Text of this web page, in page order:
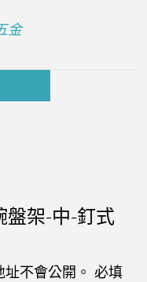
金
盤架-中-釘式
不會公開。 必填